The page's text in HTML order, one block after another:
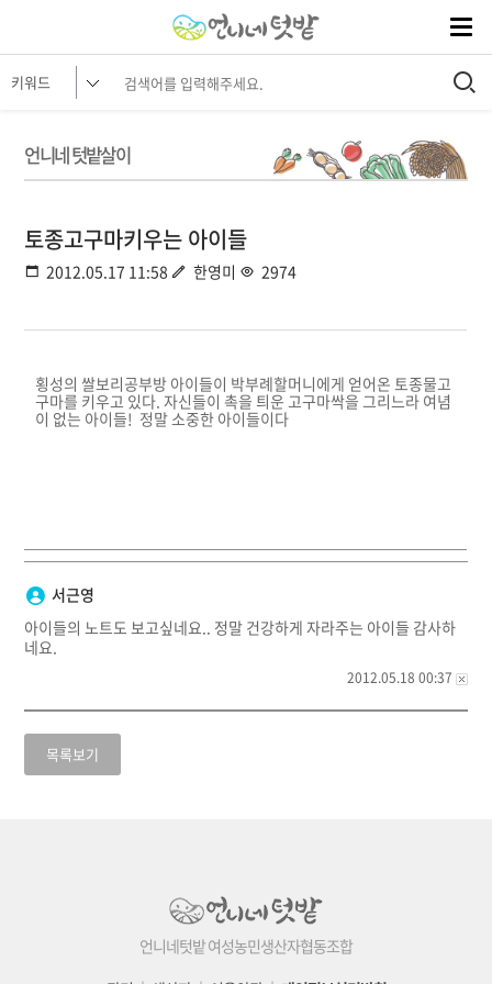
언니네 텃밭살이
토종고구마키우는 아이들
2012.05.17 11:58 한영미 2974
횡성의 쌀보리공부방 아이들이 박부례할머니에게 얻어온 토종물고
구마를 키우고 있다. 자신들이 촉을 틔운 고구마싹을 그리느라 여념
이 없는 아이들! 정말 소중한 아이들이다
서근영
아이들의 노트도 보고싶네요.. 정말 건강하게 자라주는 아이들 감사하
네요.
2012.05.18 00:37
목록보기
언니네텃밭 여성농민생산자협동조합